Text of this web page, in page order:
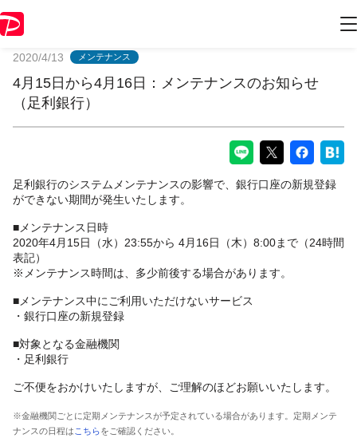
2020/4/13 メンテナンス
4月15日から4月16日：メンテナンスのお知らせ
（足利銀行）
足利銀行のシステムメンテナンスの影響で、銀行口座の新規登録
ができない期間が発生いたします。
■メンテナンス日時
2020年4月15日（水）23:55から 4月16日（木）8:00まで（24時間
表記）
※メンテナンス時間は、多少前後する場合があります。
■メンテナンス中にご利用いただけないサービス
・銀行口座の新規登録
■対象となる金融機関
・足利銀行
ご不便をおかけいたしますが、ご理解のほどお願いいたします。
※金融機関ごとに定期メンテナンスが予定されている場合があります。定期メンテ
ナンスの日程は こちらをご確認ください。